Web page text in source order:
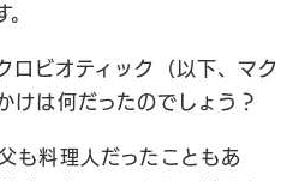
ロビオティック（以下、マク
けは何だったのでしょう？
も料理人だったこともあ